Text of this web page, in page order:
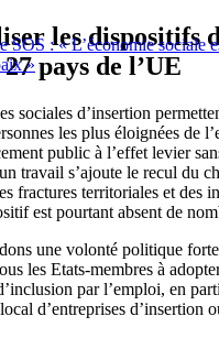
SOS : « L’économie sociale
»
les dispositifs
pays de l’UE
sociales d’insertion
les plus éloignées de
public à l’effet levier
travail s’ajoute le recul du
fractures territoriales et des
est pourtant absent de
une volonté politique
les Etats-membres à
par l’emploi, en
d’entreprises d’insertion